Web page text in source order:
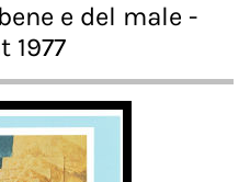
e del male -
1977